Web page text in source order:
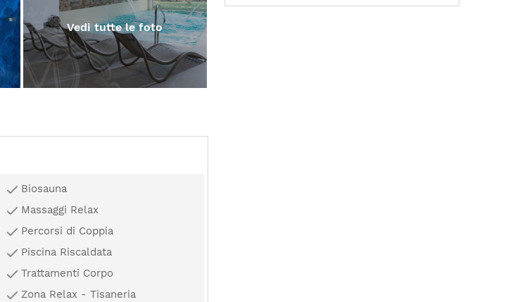
Vedi tutte le foto
Biosauna
Massaggi Relax
Percorsi di Coppia
Piscina Riscaldata
Trattamenti Corpo
Zona Relax - Tisaneria